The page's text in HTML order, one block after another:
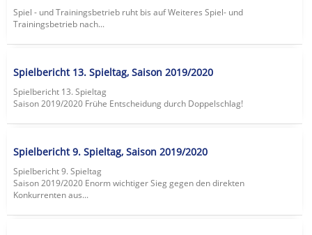
Spiel - und Trainingsbetrieb ruht bis auf Weiteres Spiel- und
Trainingsbetrieb nach...
Spielbericht 13. Spieltag, Saison 2019/2020
Spielbericht 13. Spieltag
Saison 2019/2020 Frühe Entscheidung durch Doppelschlag!
Spielbericht 9. Spieltag, Saison 2019/2020
Spielbericht 9. Spieltag
Saison 2019/2020 Enorm wichtiger Sieg gegen den direkten
Konkurrenten aus...